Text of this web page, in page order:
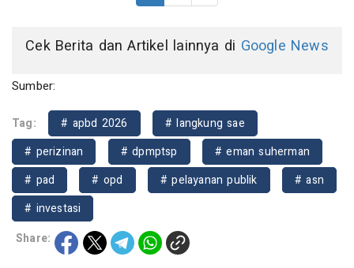
Cek Berita dan Artikel lainnya di Google News
Sumber:
Tag: # apbd 2026
# langkung sae
# perizinan
# dpmptsp
# eman suherman
# pad
# opd # pelayanan publik
# asn
# investasi
Share: